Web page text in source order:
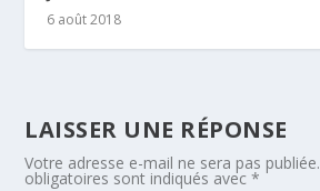
6 août 2018
LAISSER UNE RÉPONSE
Votre adresse e-mail ne sera pas publiée.
obligatoires sont indiqués avec*